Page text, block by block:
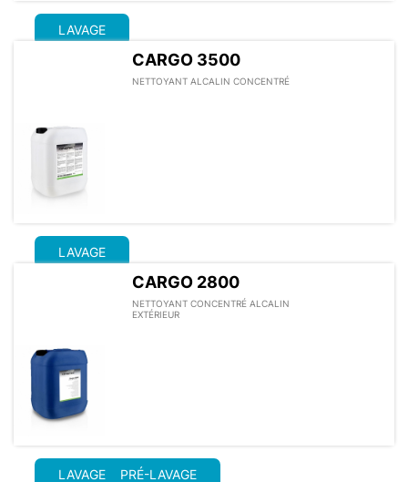
LAVAGE
CARGO 3500
NETTOYANT ALCALIN CONCENTRÉ
LAVAGE
CARGO 2800
NETTOYANT CONCENTRÉ ALCALIN
EXTÉRIEUR
LAVAGE PRÉ-LAVAGE